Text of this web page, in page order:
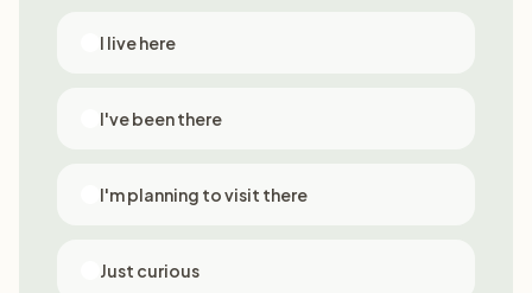
I live here
I've been there
I'm planning to visit there
Just curious